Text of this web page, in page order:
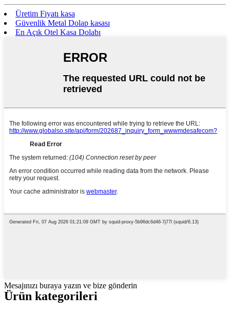
Üretim Fiyatı kasa
Güvenlik Metal Dolap kasası
En Açık Otel Kasa Dolabı
Mesajınızı buraya yazın ve bize gönderin
Ürün kategorileri